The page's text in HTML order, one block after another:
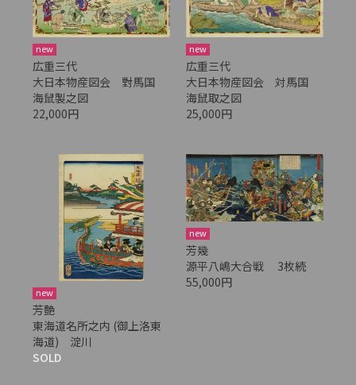
new
広重三代
大日本物産図会 對馬国
海鼠製之図
22,000円
new
広重三代
大日本物産図会 対馬国
海鼠取之図
25,000円
new
芳艶
東海道名所之内 (御上洛東
海道) 淀川
SOLD
new
芳幾
源平八嶋大合戦 3枚続
55,000円